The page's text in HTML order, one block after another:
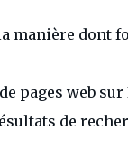
manière dont
pages web sur
de